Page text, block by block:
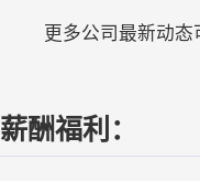
更多公司最新动
薪酬福利：